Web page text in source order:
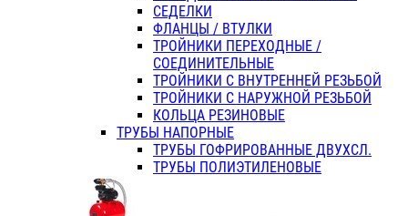
СЕДЕЛКИ
ФЛАНЦЫ / ВТУЛКИ
ТРОЙНИКИ ПЕРЕХОДНЫЕ /
СОЕДИНИТЕЛЬНЫЕ
ТРОЙНИКИ С ВНУТРЕННЕЙ РЕЗЬБОЙ
ТРОЙНИКИ С НАРУЖНОЙ РЕЗЬБОЙ
КОЛЬЦА РЕЗИНОВЫЕ
ТРУБЫ НАПОРНЫЕ
ТРУБЫ ГОФРИРОВАННЫЕ ДВУХСЛ.
ТРУБЫ ПОЛИЭТИЛЕНОВЫЕ